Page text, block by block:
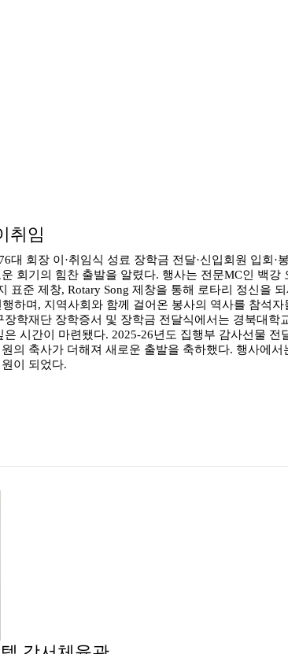
취임
대 회장 이·취임식 성료 장학금 전달·신입회원 입
회기의 힘찬 출발을 알렸다. 행사는 전문MC인 백
표준 제창, Rotary Song 제창을 통해 로타리 정신을
하며, 지역사회와 함께 걸어온 봉사의 역사를 참석
학재단 장학증서 및 장학금 전달식에서는 경북대
시간이 마련됐다. 2025-26년도 집행부 감사선물
의 축사가 더해져 새로운 출발을 축하했다. 행사에
이 되었다.